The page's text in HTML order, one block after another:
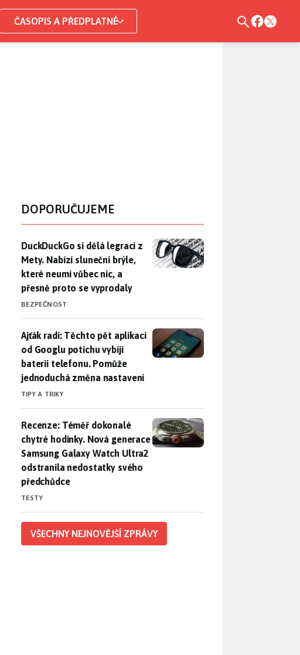
ČASOPIS A PŘEDPLATNÉ
DOPORUČUJEME
DuckDuckGo si dělá legraci z Mety. Nabízí sluneční brýle, které
DuckDuckGo si dělá legraci z
Mety. Nabízí sluneční brýle,
které neumí vůbec nic, a
přesně proto se vyprodaly
BEZPEČNOST
Ajťák radí: Těchto pět aplikací od Googlu potichu vybíjí baterii
Ajťák radí: Těchto pět aplikací
od Googlu potichu vybíjí
baterii telefonu. Pomůže
jednoduchá změna nastavení
TIPY A TRIKY
Recenze: Téměř dokonalé chytré hodinky. Nová generace
Recenze: Téměř dokonalé
chytré hodinky. Nová generace
Samsung Galaxy Watch Ultra2
odstranila nedostatky svého
předchůdce
TESTY
VŠECHNY NEJNOVĚJŠÍ ZPRÁVY